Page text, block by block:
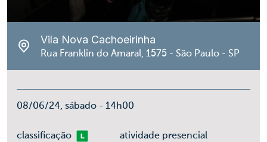
Vila Nova Cachoeirinha
Rua Franklin do Amaral, 1575 - São Paulo - SP
08/06/24, sábado - 14h00
classificaçãoLivre atividade presencial